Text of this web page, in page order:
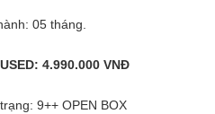
05 tháng.
4.990.000 VNĐ
9++ OPEN BOX